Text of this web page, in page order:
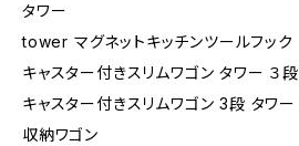
タワー
tower マグネットキッチンツールフック
キャスター付きスリムワゴン タワー ３段
キャスター付きスリムワゴン 3段 タワー
収納ワゴン